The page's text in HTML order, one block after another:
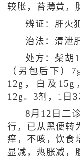
较胀，苔薄黄，
辨证：肝火
治法：清泄
处方：柴胡
（另包后下）
12g，白及15g
12g。3剂，1日3
8月12日二
行，已从黑便转
痒，不咳，饮食
显减，热胀减，